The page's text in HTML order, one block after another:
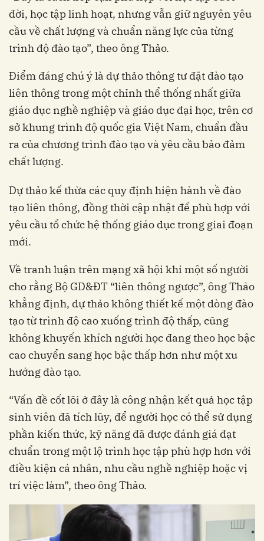
đời, học tập linh hoạt, nhưng vẫn giữ nguyên yêu
cầu về chất lượng và chuẩn năng lực của từng
trình độ đào tạo”, theo ông Thảo.
Điểm đáng chú ý là dự thảo thông tư đặt đào tạo
liên thông trong một chỉnh thể thống nhất giữa
giáo dục nghề nghiệp và giáo dục đại học, trên cơ
sở khung trình độ quốc gia Việt Nam, chuẩn đầu
ra của chương trình đào tạo và yêu cầu bảo đảm
chất lượng.
Dự thảo kế thừa các quy định hiện hành về đào
tạo liên thông, đồng thời cập nhật để phù hợp với
yêu cầu tổ chức hệ thống giáo dục trong giai đoạn
mới.
Về tranh luận trên mạng xã hội khi một số người
cho rằng Bộ GD&ĐT “liên thông ngược”, ông Thảo
khẳng định, dự thảo không thiết kế một dòng đào
tạo từ trình độ cao xuống trình độ thấp, cũng
không khuyến khích người học đang theo học bậc
cao chuyển sang học bậc thấp hơn như một xu
hướng đào tạo.
“Vấn đề cốt lõi ở đây là công nhận kết quả học tập
sinh viên đã tích lũy, để người học có thể sử dụng
phần kiến thức, kỹ năng đã được đánh giá đạt
chuẩn trong một lộ trình học tập phù hợp hơn với
điều kiện cá nhân, nhu cầu nghề nghiệp hoặc vị
trí việc làm”, theo ông Thảo.